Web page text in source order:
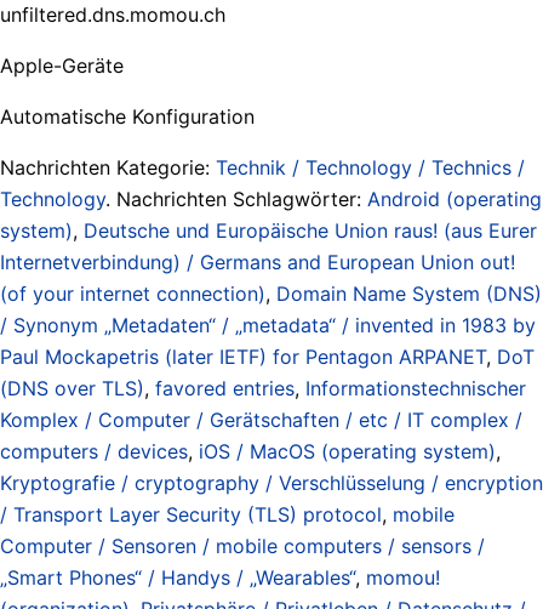
unfiltered.dns.momou.ch
Apple-Geräte
Automatische Konfiguration
Nachrichten Kategorie: Technik / Technology / Technics /
Technology. Nachrichten Schlagwörter: Android (operating
system), Deutsche und Europäische Union raus! (aus Eurer
Internetverbindung) / Germans and European Union out!
(of your internet connection), Domain Name System (DNS)
/ Synonym „Metadaten“ / „metadata“ / invented in 1983 by
Paul Mockapetris (later IETF) for Pentagon ARPANET, DoT
(DNS over TLS), favored entries, Informationstechnischer
Komplex / Computer / Gerätschaften / etc / IT complex /
computers / devices, iOS / MacOS (operating system),
Kryptografie / cryptography / Verschlüsselung / encryption
/ Transport Layer Security (TLS) protocol, mobile
Computer / Sensoren / mobile computers / sensors /
„Smart Phones“ / Handys / „Wearables“, momou!